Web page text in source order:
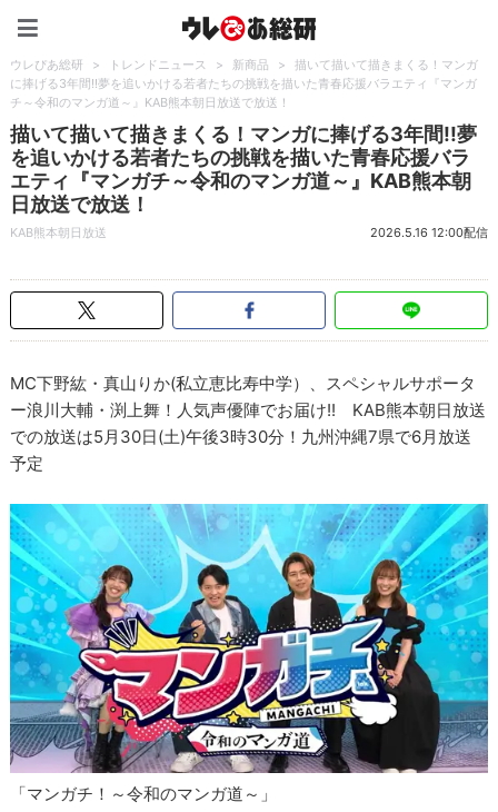
ウレぴあ総研 > トレンドニュース > 新商品 >
描いて描いて描きまくる！マンガ
に捧げる3年間!!夢を追いかける若者たちの挑戦を描いた青春応援バラエティ『マンガ
チ～令和のマンガ道～』KAB熊本朝日放送で放送！
描いて描いて描きまくる！マンガに捧げる3年間!!夢
を追いかける若者たちの挑戦を描いた青春応援バラ
エティ『マンガチ～令和のマンガ道～』KAB熊本朝
日放送で放送！
KAB熊本朝日放送 2026.5.16 12:00配信
MC下野紘・真山りか(私立恵比寿中学）、スペシャルサポータ
ー浪川大輔・渕上舞！人気声優陣でお届け!! KAB熊本朝日放送
での放送は5月30日(土)午後3時30分！九州沖縄7県で6月放送
予定
「マンガチ！～令和のマンガ道～」